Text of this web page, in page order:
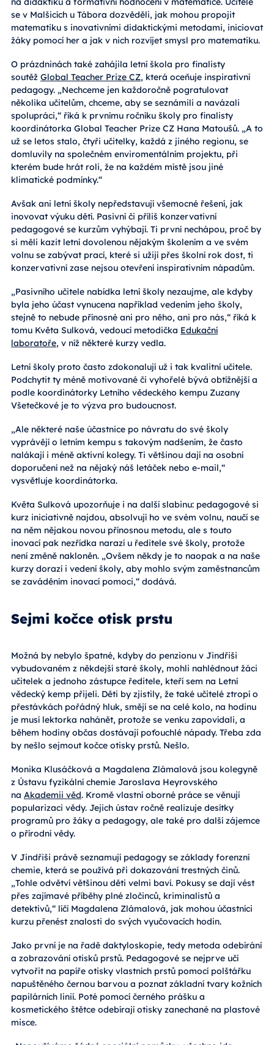
se v Malšicích u Tábora dozvěděli, jak mohou propojit
matematiku s inovativními didaktickými metodami, iniciovat
žáky pomocí her a jak v nich rozvíjet smysl pro matematiku.
O prázdninách také zahájila letní škola pro finalisty
soutěž Global Teacher Prize CZ, která oceňuje inspirativní
pedagogy. „Nechceme jen každoročně pogratulovat
několika učitelům, chceme, aby se seznámili a navázali
spolupráci,“ říká k prvnímu ročníku školy pro finalisty
koordinátorka Global Teacher Prize CZ Hana Matoušů. „A to
už se letos stalo, čtyři učitelky, každá z jiného regionu, se
domluvily na společném enviromentálním projektu, při
kterém bude hrát roli, že na každém místě jsou jiné
klimatické podmínky.“
Avšak ani letní školy nepředstavují všemocné řešení, jak
inovovat výuku dětí. Pasivní či příliš konzervativní
pedagogové se kurzům vyhýbají. Ti první nechápou, proč by
si měli kazit letní dovolenou nějakým školením a ve svém
volnu se zabývat prací, které si užijí přes školní rok dost, ti
konzervativní zase nejsou otevření inspirativním nápadům.
„Pasivního učitele nabídka letní školy nezaujme, ale kdyby
byla jeho účast vynucena například vedením jeho školy,
stejně to nebude přínosné ani pro něho, ani pro nás,“ říká k
tomu Květa Sulková, vedoucí metodička Edukační
laboratoře, v níž některé kurzy vedla.
Letní školy proto často zdokonalují už i tak kvalitní učitele.
Podchytit ty méně motivované či vyhořelé bývá obtížnější a
podle koordinátorky Letního vědeckého kempu Zuzany
Všetečkové je to výzva pro budoucnost.
„Ale některé naše účastnice po návratu do své školy
vyprávějí o letním kempu s takovým nadšením, že často
nalákají i méně aktivní kolegy. Ti většinou dají na osobní
doporučení než na nějaký náš letáček nebo e-mail,“
vysvětluje koordinátorka.
Květa Sulková upozorňuje i na další slabinu: pedagogové si
kurz iniciativně najdou, absolvují ho ve svém volnu, naučí se
na něm nějakou novou přínosnou metodu, ale s touto
inovací pak nezřídka narazí u ředitele své školy, protože
není změně nakloněn. „Ovšem někdy je to naopak a na naše
kurzy dorazí i vedení školy, aby mohlo svým zaměstnancům
se zaváděním inovací pomoci,“ dodává.
Sejmi kočce otisk prstu
Možná by nebylo špatné, kdyby do penzionu v Jindřiši
vybudovaném z někdejší staré školy, mohli nahlédnout žáci
učitelek a jednoho zástupce ředitele, kteří sem na Letní
vědecký kemp přijeli. Děti by zjistily, že také učitelé ztropí o
přestávkách pořádný hluk, smějí se na celé kolo, na hodinu
je musí lektorka nahánět, protože se venku zapovídali, a
během hodiny občas dostávají poťouchlé nápady. Třeba zda
by nešlo sejmout kočce otisky prstů. Nešlo.
Monika Klusáčková a Magdalena Zlámalová jsou kolegyně
z Ústavu fyzikální chemie Jaroslava Heyrovského
na Akademii věd. Kromě vlastní oborné práce se věnují
popularizaci vědy. Jejich ústav ročně realizuje desítky
programů pro žáky a pedagogy, ale také pro další zájemce
o přírodní vědy.
V Jindřiši právě seznamují pedagogy se základy forenzní
chemie, která se používá při dokazování trestných činů.
„Tohle odvětví většinou děti velmi baví. Pokusy se dají vést
přes zajímavé příběhy plné zločinců, kriminalistů a
detektivů,“ líčí Magdalena Zlámalová, jak mohou účastníci
kurzu přenést znalosti do svých vyučovacích hodin.
Jako první je na řadě daktyloskopie, tedy metoda odebírání
a zobrazování otisků prstů. Pedagogové se nejprve učí
vytvořit na papíře otisky vlastních prstů pomocí polštářku
napuštěného černou barvou a poznat základní tvary kožních
papilárních linií. Poté pomocí černého prášku a
kosmetického štětce odebírají otisky zanechané na plastové
misce.